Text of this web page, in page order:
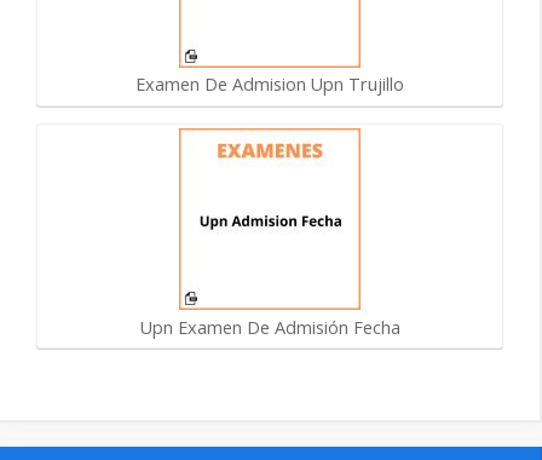
Examen De Admision Upn Trujillo
Upn Examen De Admisión Fecha